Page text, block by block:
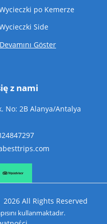
po Kemerze
Side
Devamını Göster
z nami
No: 2B Alanya/Antalya
2026 All Rights Reserved
kullanmaktadır.